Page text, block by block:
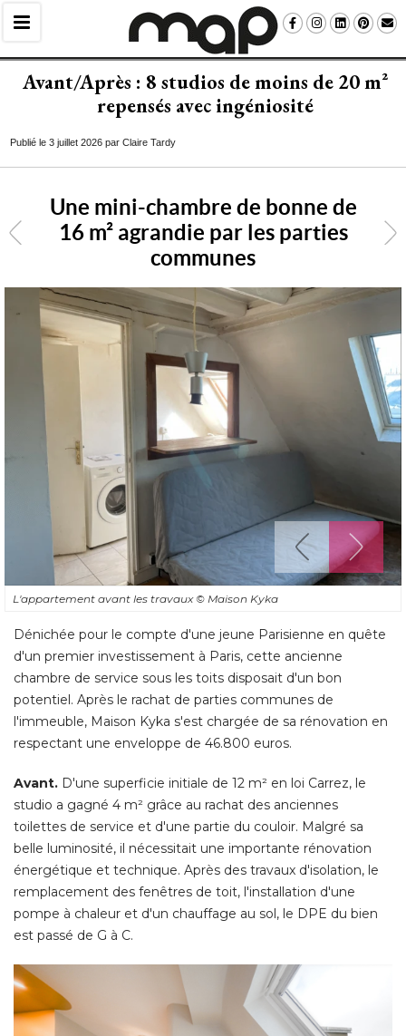
Avant/Après : 8 studios de moins de 20 m²
repensés avec ingéniosité
Publié le 3 juillet 2026 par Claire Tardy
Une mini-chambre de bonne de
16 m² agrandie par les parties
communes
L'appartement avant les travaux© Maison Kyka
Dénichée pour le compte d'une jeune Parisienne en quête
d'un premier investissement à Paris, cette ancienne
chambre de service sous les toits disposait d'un bon
potentiel. Après le rachat de parties communes de
l'immeuble, Maison Kyka s'est chargée de sa rénovation en
respectant une enveloppe de 46.800 euros.
Avant. D'une superficie initiale de 12 m² en loi Carrez, le
studio a gagné 4 m² grâce au rachat des anciennes
toilettes de service et d'une partie du couloir. Malgré sa
belle luminosité, il nécessitait une importante rénovation
énergétique et technique. Après des travaux d'isolation, le
remplacement des fenêtres de toit, l'installation d'une
pompe à chaleur et d'un chauffage au sol, le DPE du bien
est passé de G à C.